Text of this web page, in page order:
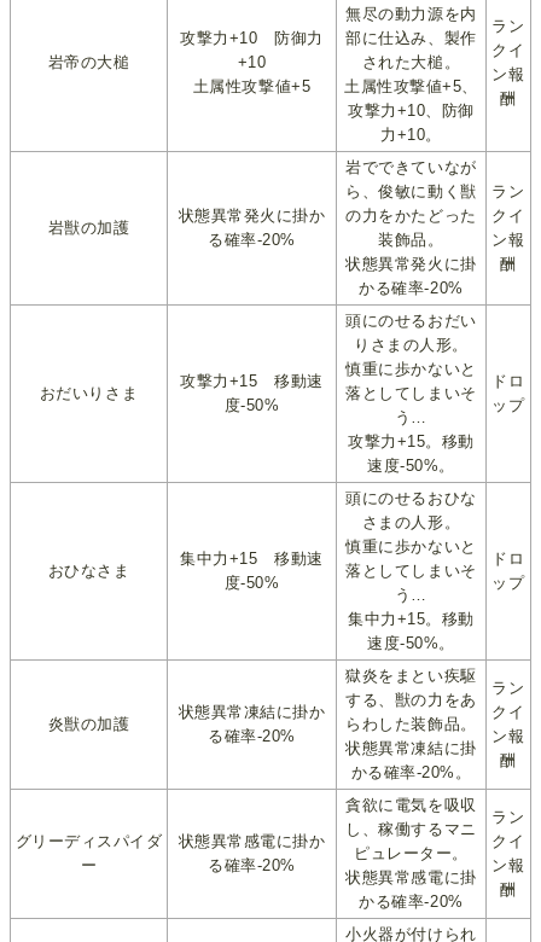
岩帝の大槌
攻撃力+10 防御力
+10
土属性攻撃値+5
無尽の動力源を内
部に仕込み、製作
された大槌。
土属性攻撃値+5、
攻撃力+10、防御
力+10。
ラン
クイ
ン報
酬
岩獣の加護
状態異常発火に掛か
る確率-20%
岩でできていなが
ら、俊敏に動く獣
の力をかたどった
装飾品。
状態異常発火に掛
かる確率-20%
ラン
クイ
ン報
酬
おだいりさま
攻撃力+15 移動速
度-50%
頭にのせるおだい
りさまの人形。
慎重に歩かないと
落としてしまいそ
う…
攻撃力+15。移動
速度-50%。
ドロ
ップ
おひなさま
集中力+15 移動速
度-50%
頭にのせるおひな
さまの人形。
慎重に歩かないと
落としてしまいそ
う…
集中力+15。移動
速度-50%。
ドロ
ップ
炎獣の加護
状態異常凍結に掛か
る確率-20%
獄炎をまとい疾駆
する、獣の力をあ
らわした装飾品。
状態異常凍結に掛
かる確率-20%。
ラン
クイ
ン報
酬
グリーディスパイダ
ー
状態異常感電に掛か
る確率-20%
貪欲に電気を吸収
し、稼働するマニ
ピュレーター。
状態異常感電に掛
かる確率-20%
ラン
クイ
ン報
酬
小火器が付けられ